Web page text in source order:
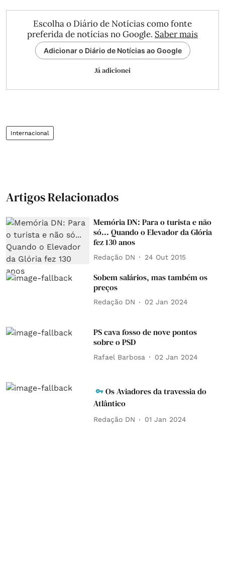
Escolha o Diário de Notícias como fonte
preferida de notícias no Google. Saber mais
Adicionar o Diário de Notícias ao Google
Já adicionei
Internacional
Artigos Relacionados
Memória DN: Para o turista e não
só... Quando o Elevador da Glória
fez 130 anos
Redação DN 24 Out 2015
Sobem salários, mas também os
preços
Redação DN 02 Jan 2024
PS cava fosso de nove pontos
sobre o PSD
Rafael Barbosa 02 Jan 2024
Os Aviadores da travessia do
Atlântico
Redação DN 01 Jan 2024